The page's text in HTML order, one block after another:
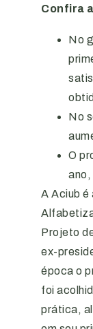
Confira
No
No
O
ano,
A Aciub
Projeto
ex-
época o
foi
prática,